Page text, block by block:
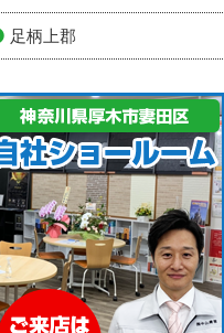
足柄上郡